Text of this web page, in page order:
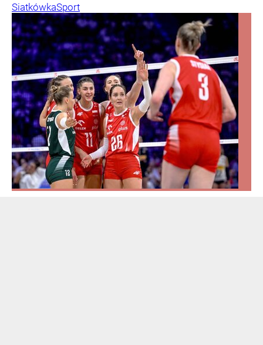
SiatkówkaSport